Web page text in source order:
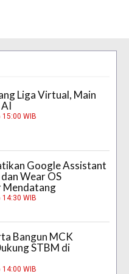
Liga Virtual, Main
WIB
Google Assistant
Wear OS
Mendatang
WIB
Bangun MCK
STBM di
WIB